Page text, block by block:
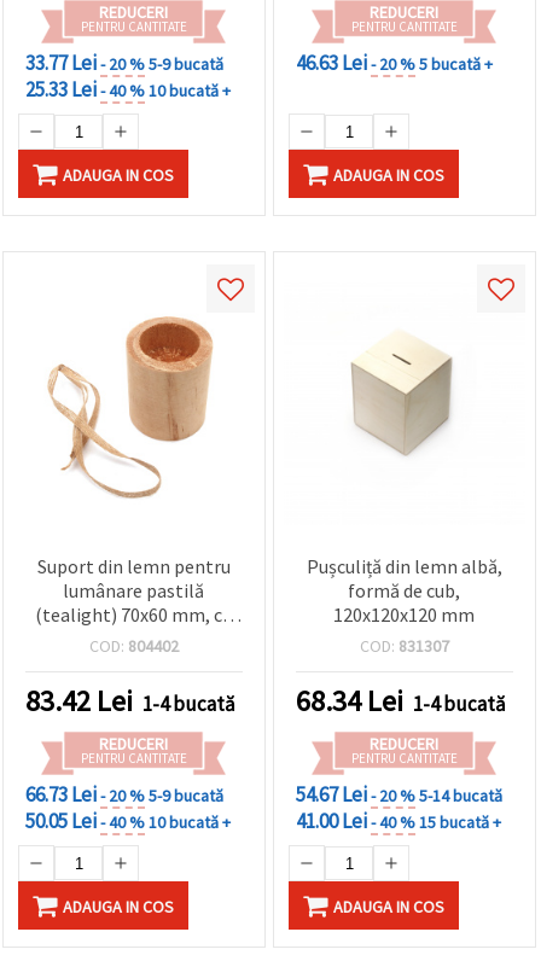
REDUCERI
PENTRU CANTITATE
33.77 Lei- 20 %5-9 bucată
25.33 Lei- 40 %10 bucată +
ADAUGA IN COS
REDUCERI
PENTRU CANTITATE
46.63 Lei- 20 %5 bucată +
ADAUGA IN COS
Suport din lemn pentru
lumânare pastilă
(tealight) 70x60 mm, cu
panglică din iută 300x7
40x25 mm
COD: 804402
83.42 Lei 1-4 bucată
REDUCERI
PENTRU CANTITATE
66.73 Lei- 20 %5-9 bucată
50.05 Lei- 40 %10 bucată +
ADAUGA IN COS
Pușculiță din lemn albă,
formă de cub,
120x120x120 mm
COD: 831307
68.34Lei 1-4 bucată
REDUCERI
PENTRU CANTITATE
54.67 Lei- 20 %5-14 bucată
41.00 Lei- 40 %15 bucată +
ADAUGA IN COS